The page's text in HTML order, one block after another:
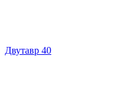
Двутавр 40